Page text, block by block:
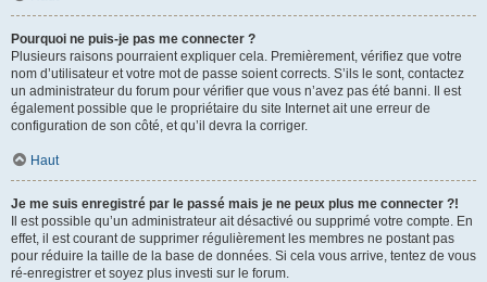
Pourquoi ne puis-je pas me connecter ?
Plusieurs raisons pourraient expliquer cela. Premièrement, vérifiez que votre
nom d’utilisateur et votre mot de passe soient corrects. S’ils le sont, contactez
un administrateur du forum pour vérifier que vous n’avez pas été banni. Il est
également possible que le propriétaire du site Internet ait une erreur de
configuration de son côté, et qu’il devra la corriger.
Haut
Je me suis enregistré par le passé mais je ne peux plus me connecter ?!
Il est possible qu’un administrateur ait désactivé ou supprimé votre compte. En
effet, il est courant de supprimer régulièrement les membres ne postant pas
pour réduire la taille de la base de données. Si cela vous arrive, tentez de vous
ré-enregistrer et soyez plus investi sur le forum.